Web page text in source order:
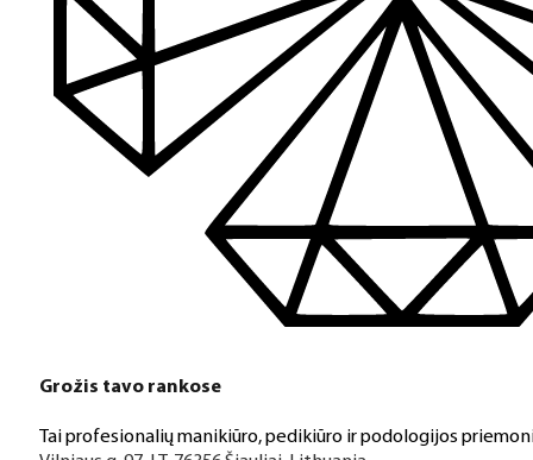
Grožis tavo rankose
Tai profesionalių manikiūro, pedikiūro ir podologijos